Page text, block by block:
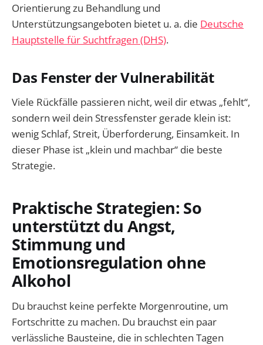
Orientierung zu Behandlung und
Unterstützungsangeboten bietet u. a. die Deutsche
Hauptstelle für Suchtfragen (DHS).
Das Fenster der Vulnerabilität
Viele Rückfälle passieren nicht, weil dir etwas „fehlt“,
sondern weil dein Stressfenster gerade klein ist:
wenig Schlaf, Streit, Überforderung, Einsamkeit. In
dieser Phase ist „klein und machbar“ die beste
Strategie.
Praktische Strategien: So
unterstützt du Angst,
Stimmung und
Emotionsregulation ohne
Alkohol
Du brauchst keine perfekte Morgenroutine, um
Fortschritte zu machen. Du brauchst ein paar
verlässliche Bausteine, die in schlechten Tagen